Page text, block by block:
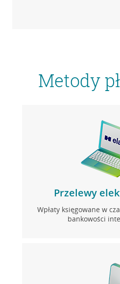
Metody
Przelewy
Wpłaty księgowane w
bankowości